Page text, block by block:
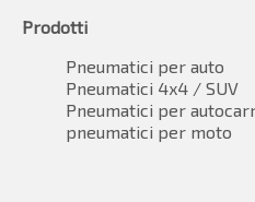
Prodotti
Pneumatici per auto
Pneumatici 4x4 / SUV
Pneumatici per
pneumatici per moto